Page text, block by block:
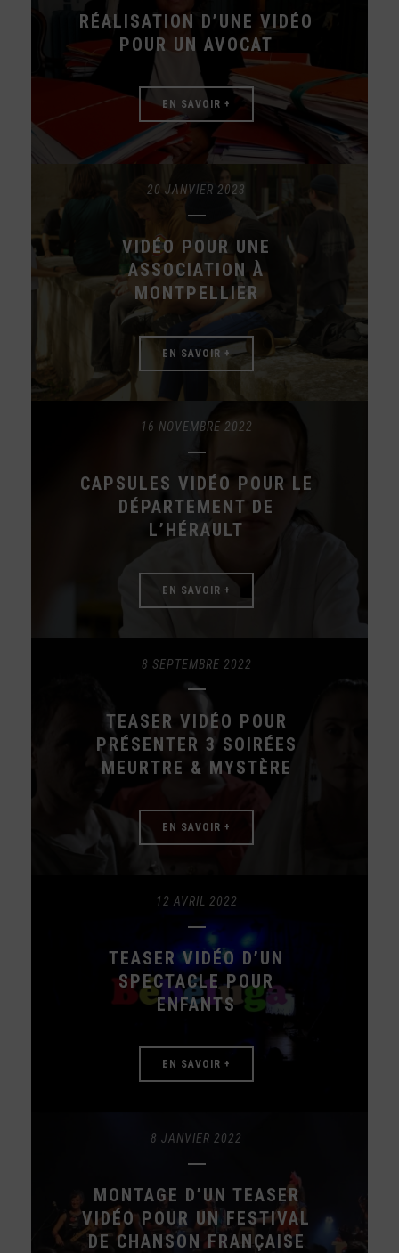
RÉALISATION D’UNE VIDÉO
POUR UN AVOCAT
EN SAVOIR +
20 JANVIER 2023
VIDÉO POUR UNE
ASSOCIATION À
MONTPELLIER
EN SAVOIR +
16 NOVEMBRE 2022
CAPSULES VIDÉO POUR LE
DÉPARTEMENT DE
L’HÉRAULT
EN SAVOIR +
8 SEPTEMBRE 2022
TEASER VIDÉO POUR
PRÉSENTER 3 SOIRÉES
MEURTRE & MYSTÈRE
EN SAVOIR +
12 AVRIL 2022
TEASER VIDÉO D’UN
SPECTACLE POUR
ENFANTS
EN SAVOIR +
8 JANVIER 2022
MONTAGE D’UN TEASER
VIDÉO POUR UN FESTIVAL
DE CHANSON FRANÇAISE